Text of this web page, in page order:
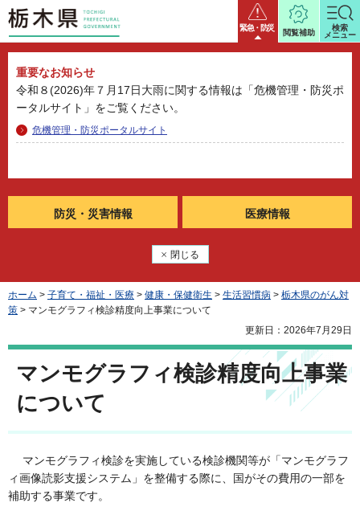
栃木県 緊急・防災
重要なお知らせ
令和８(2026)年７月17日大雨に関する情報は「危機管理・防災ポ
ータルサイト」をご覧ください。
危機管理・防災ポータルサイト
防災・ 災害情報 医療情報
閉じる
閲覧補助
検索
メニュー
ホーム > 子育て・福祉・医療 > 健康・保健衛生 > 生活習慣病 > 栃木県のがん対
策 > マンモグラフィ検診精度向上事業について
更新日：2026年7月29日
マンモグラフィ検診精度向上事業
について
マンモグラフィ検診を実施している検診機関等が「マンモグラフ
ィ画像読影支援システム」を整備する際に、国がその費用の一部を
補助する事業です。